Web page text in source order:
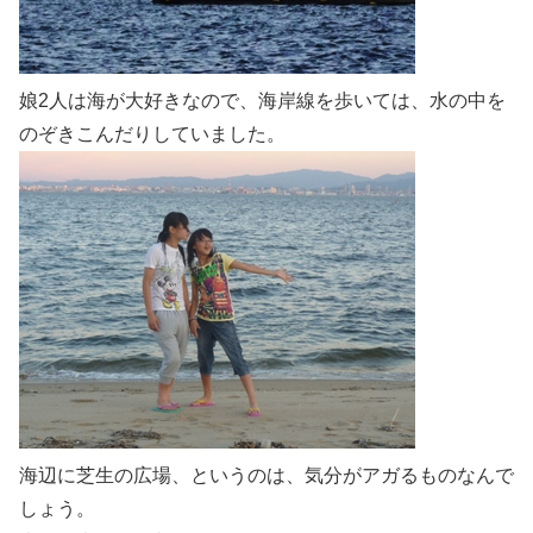
娘2人は海が大好きなので、海岸線を歩いては、水の中を
のぞきこんだりしていました。
海辺に芝生の広場、というのは、気分がアガるものなんで
しょう。